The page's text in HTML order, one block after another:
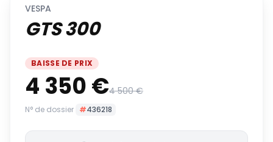
VESPA
GTS 300
BAISSE DE PRIX
4 350 €4 500 €
N° de dossier #436218